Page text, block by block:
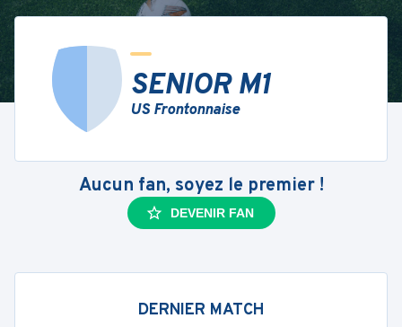
SENIOR M1
US Frontonnaise
Aucun fan, soyez le premier !
DEVENIR FAN
DERNIER MATCH